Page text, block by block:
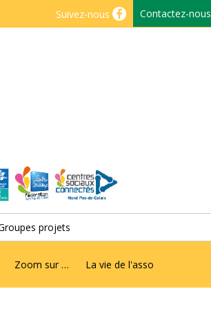
Suivez-nous Contactez-nous
projets
Zoom sur … La vie de l'asso